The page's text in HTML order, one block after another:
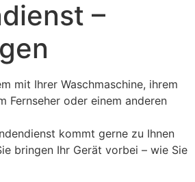
–
mit Ihrer Waschmaschine, ihrem
Fernseher oder einem anderen
kommt gerne zu Ihnen
bringen Ihr Gerät vorbei – wie Sie